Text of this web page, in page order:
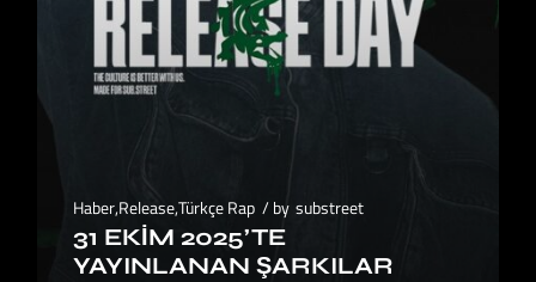
Haber,Release,Türkçe Rap by substreet
31 EKIM 2025’TE
YAYINLANAN ŞARKILAR